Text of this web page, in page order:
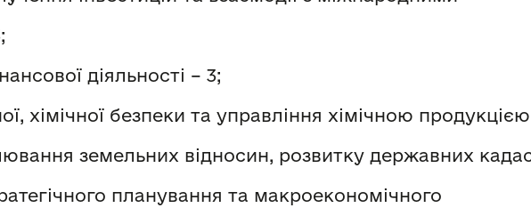
діяльності – 3;
хімічної безпеки та управління хімічною
земельних відносин, розвитку державних
планування та макроекономічного